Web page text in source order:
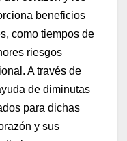
beneficios
como tiempos de
riesgos
A través de
de diminutas
para dichas
y sus